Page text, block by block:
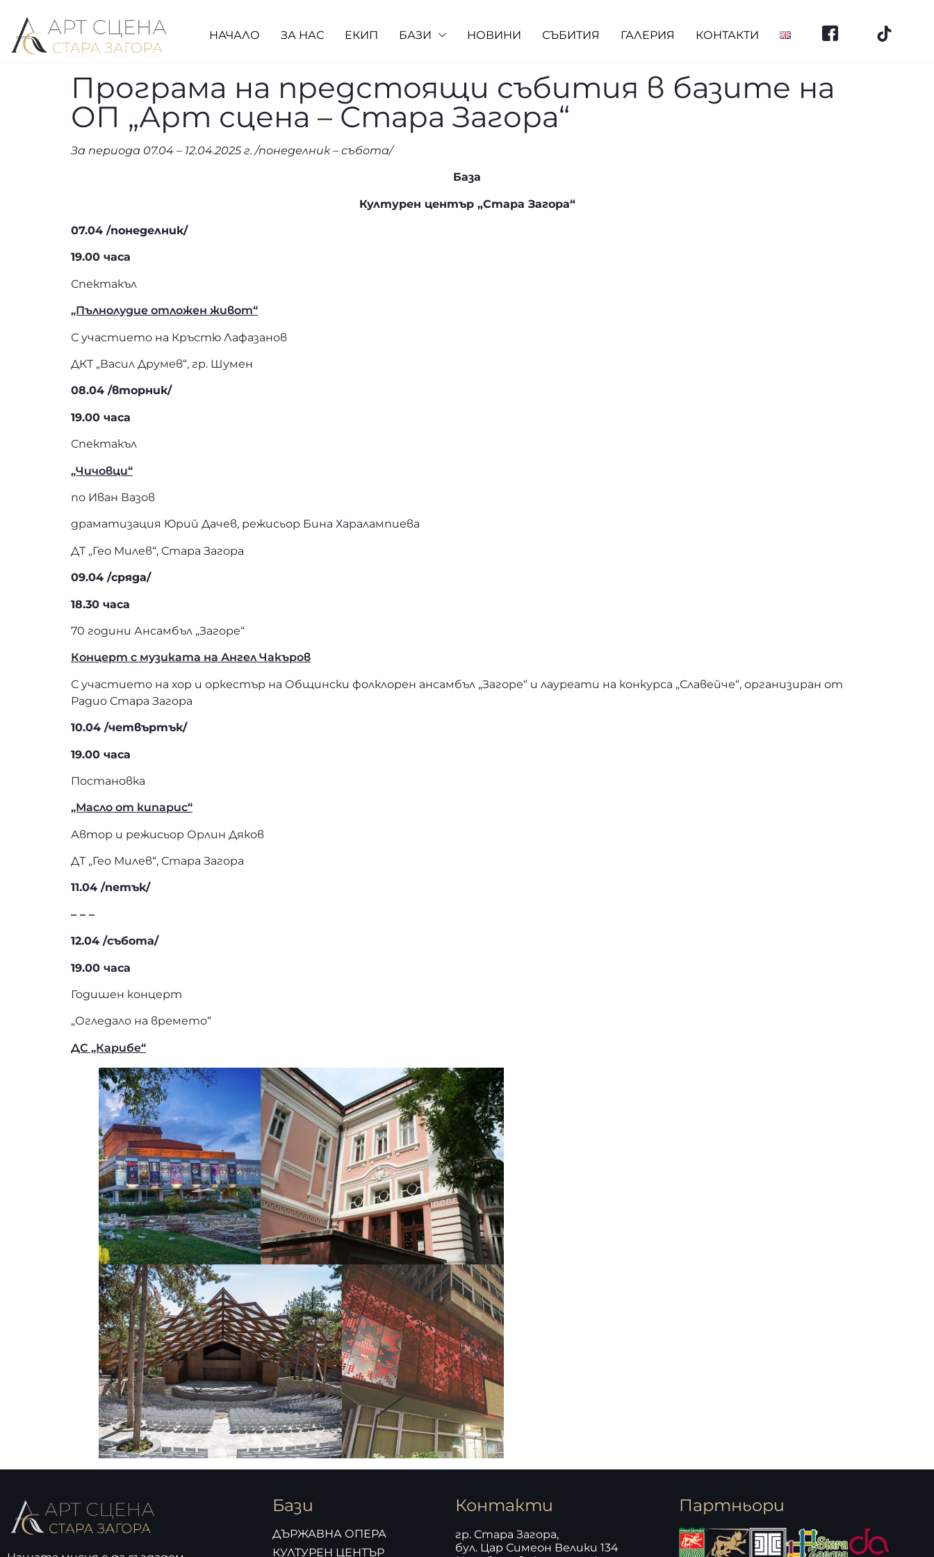
НАЧАЛО ЗА НАС ЕКИП БАЗИ НОВИНИ СЪБИТИЯ ГАЛЕРИЯ КОНТАКТИ
Програма на предстоящи събития в базите на
ОП „Арт сцена – Стара Загора“
За периода 07.04 – 12.04.2025 г. /понеделник – събота/
База
Културен център „Стара Загора“
07.04 /понеделник/
19.00 часа
Спектакъл
„Пълнолудие отложен живот“
С участието на Кръстю Лафазанов
ДКТ „Васил Друмев“, гр. Шумен
08.04 /вторник/
19.00 часа
Спектакъл
„Чичовци“
по Иван Вазов
драматизация Юрий Дачев, режисьор Бина Харалампиева
ДТ „Гео Милев“, Стара Загора
09.04 /сряда/
18.30 часа
70 години Ансамбъл „Загоре“
Концерт с музиката на Ангел Чакъров
С участието на хор и оркестър на Общински фолклорен ансамбъл „Загоре“ и лауреати на конкурса „Славейче“, организиран от
Радио Стара Загора
10.04 /четвъртък/
19.00 часа
Постановка
„Масло от кипарис“
Автор и режисьор Орлин Дяков
ДТ „Гео Милев“, Стара Загора
11.04 /петък/
– – –
12.04 /събота/
19.00 часа
Годишен концерт
„Огледало на времето“
ДС „Карибе“
Бази
ДЪРЖАВНА ОПЕРА
КУЛТУРЕН ЦЕНТЪР
Контакти
гр. Стара Загора,
бул. Цар Симеон Велики 134
Партньори